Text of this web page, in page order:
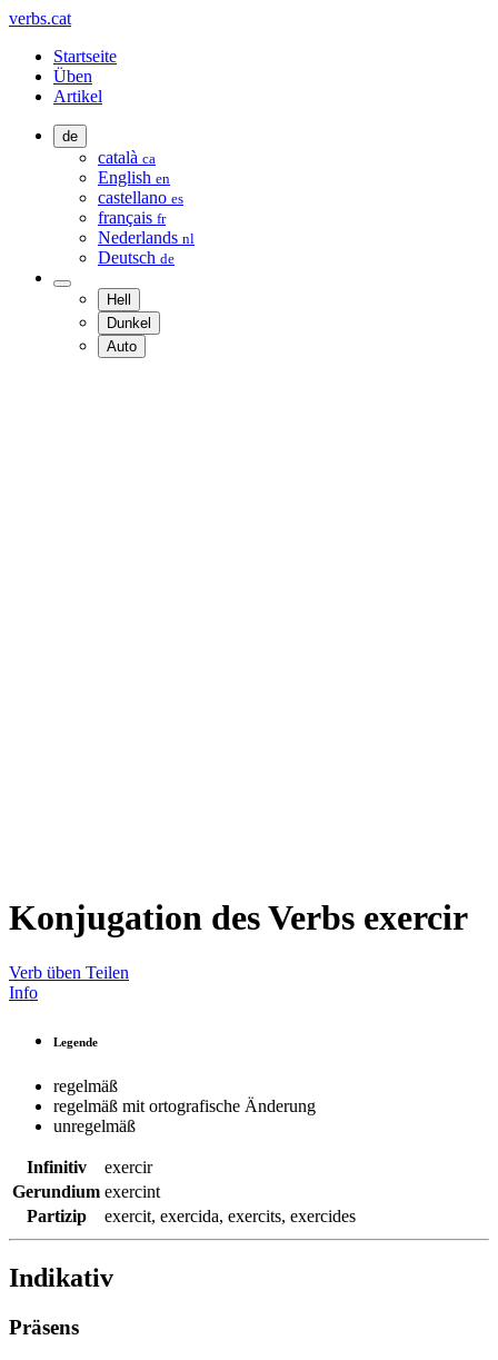
verbs.cat
Startseite
Üben
Artikel
de
català ca
English en
castellano es
français fr
Nederlands nl
Deutsch de
Hell
Dunkel
Auto
Konjugation des Verbs exercir
Verb üben Teilen
Info
Legende
regelmäß
regelmäß mit ortografische Änderung
unregelmäß
Infinitiv
exercir
Gerundium exercint
Partizip
exercit, exercida, exercits, exercides
Indikativ
Präsens